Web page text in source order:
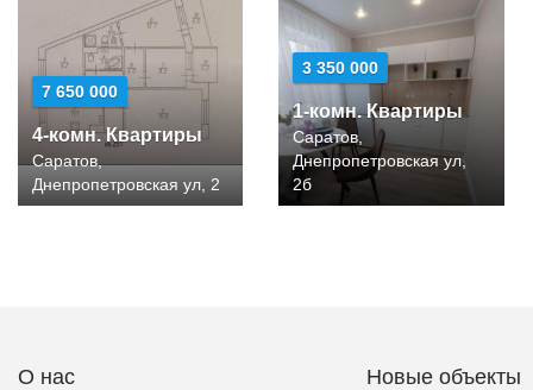
7 650 000
4-комн. Квартиры
Саратов,
Днепропетровская ул, 2
3 350 000
1-комн. Квартиры
Саратов,
Днепропетровская ул,
2б
О нас Новые объекты